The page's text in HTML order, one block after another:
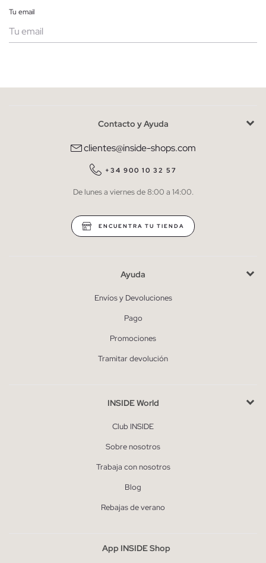
Tu email
He leído y entiendo lapolítica de privacidad
QUIERO SUSCRIBIRME
* Puedes cancelar la suscripción en cualquier momento.
Contacto y Ayuda
clientes@inside-shops.com
+34 900 10 32 57
De lunes a viernes de 8:00 a 14:00.
ENCUENTRA TU TIENDA
Ayuda
Envíos y Devoluciones
Pago
Promociones
Tramitar devolución
INSIDE World
Club INSIDE
Sobre nosotros
Trabaja con nosotros
Blog
Rebajas de verano
App INSIDE Shop